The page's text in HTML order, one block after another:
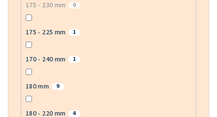
175 - 230 mm 0
175 - 225 mm 1
170 - 240 mm 1
180 mm 9
180 - 220 mm 4